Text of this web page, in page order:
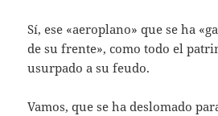
Sí, ese «aeroplano» que se ha
de su frente», como todo el
usurpado a su feudo.
Vamos, que se ha deslomado